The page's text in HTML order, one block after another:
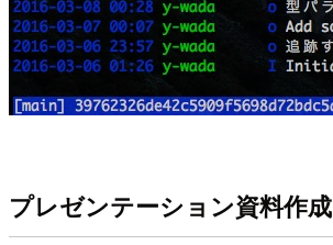
プレゼンテーション資料作成